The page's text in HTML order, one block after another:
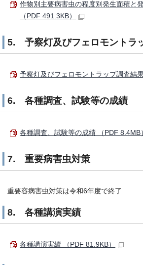
作物別主要病害虫の程度別発生面積と
（PDF 491.3KB）
5. 予察灯及びフェロモントラ
予察灯及びフェロモントラップ調査結
6. 各種調査、試験等の成績
各種調査、試験等の成績 （PDF 8.4MB
7. 重要病害虫対策
重要容病害虫対策は令和6年度で終了
8. 各種講演実績
各種講演実績 （PDF 81.9KB）